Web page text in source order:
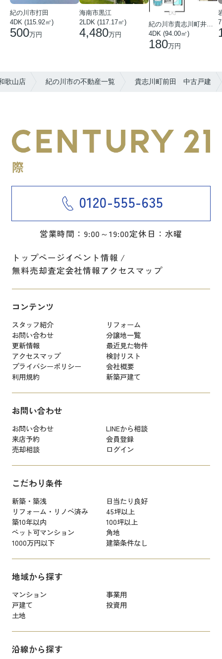
紀の川市打田
4DK (115.92㎡)
500万円
海南市黒江
2LDK (117.17㎡)
4,480万円
4DK (94.00㎡)
180万円
歌山店 紀の川市の不動産一覧 貴志川町前田 中古戸建
0120-555-635
営業時間：9:00～19:00定休日：水曜
トップページイベント情報
無料売却査定会社情報アクセスマップ
コンテンツ
スタッフ紹介
リフォーム
お問い合わせ
分譲地一覧
更新情報
最近見た物件
アクセスマップ
検討リスト
プライバシーポリシー
会社概要
利用規約
新築戸建て
お問い合わせ
お問い合わせ
LINEから相談
来店予約
会員登録
売却相談
ログイン
こだわり条件
新築・築浅
日当たり良好
リフォーム・リノベ済み
45坪以上
築10年以内
100坪以上
ペット可マンション
角地
1000万円以下
建築条件なし
地域から探す
マンション
事業用
戸建て
投資用
土地
沿線から探す